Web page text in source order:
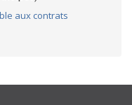
aux contrats